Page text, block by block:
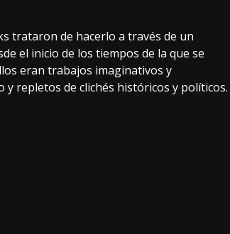
trataron de hacerlo a través de un
el inicio de los tiempos de la que se
eran trabajos imaginativos y
repletos de clichés históricos y políticos.